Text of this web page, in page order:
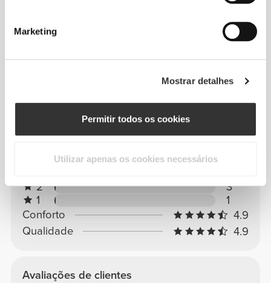
Marketing
Mostrar detalhes
Permitir todos os cookies
Utilizar apenas os cookies necessários
Avaliações globais
4.85/5 2119 avaliações
2
3
1
1
Conforto
4.9
Qualidade
4.9
Avaliações de clientes